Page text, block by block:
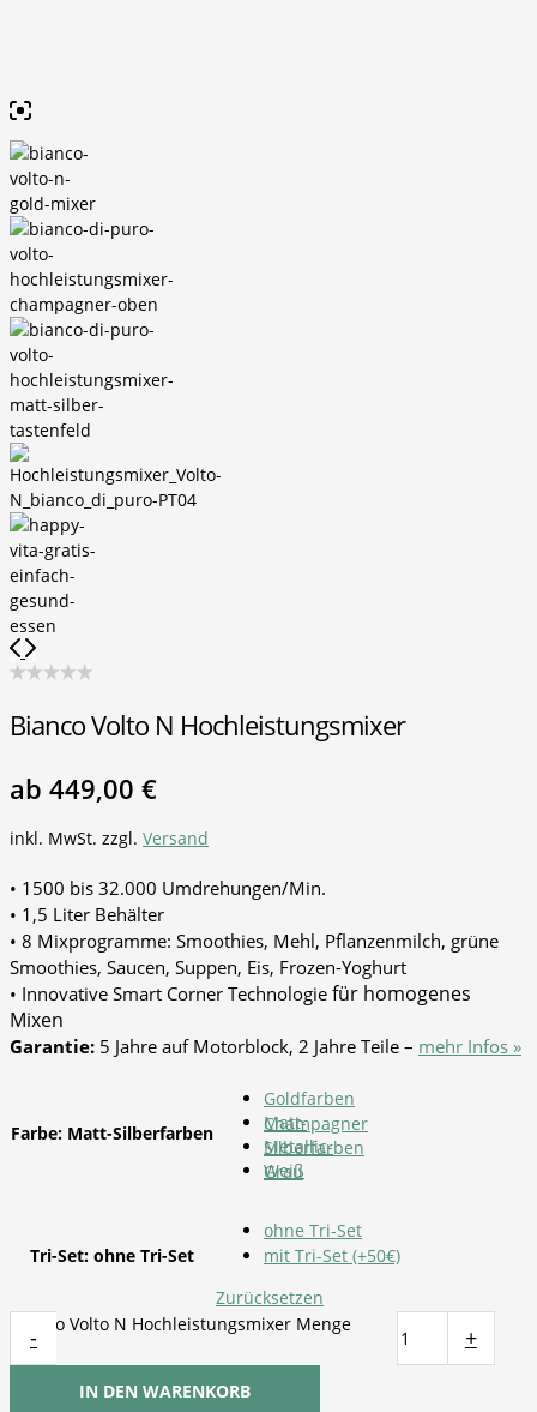
Bianco Volto N Hochleistungsmixer
ab 449,00 €
inkl. MwSt. zzgl. Versand
• 1500 bis 32.000 Umdrehungen/Min.
• 1,5 Liter Behälter
• 8 Mixprogramme: Smoothies, Mehl, Pflanzenmilch, grüne
Smoothies, Saucen, Suppen, Eis, Frozen-Yoghurt
• Innovative Smart Corner Technologie für homogenes
Mixen
Garantie: 5 Jahre auf Motorblock, 2 Jahre Teile – mehr Infos »
Farbe: Matt-Silberfarben
Goldfarben
Champagner
Matt-
Silberfarben
Metallic-
Grau
Weiß
Tri-Set: ohne Tri-Set
ohne Tri-Set
mit Tri-Set (+50€)
Zurücksetzen
-
Bianco Volto N Hochleistungsmixer Menge +
IN DEN WARENKORB